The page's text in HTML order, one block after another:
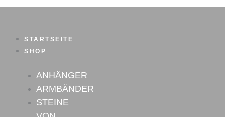
STARTSEITE
SHOP
ANHÄNGER
ARMBÄNDER
STEINE